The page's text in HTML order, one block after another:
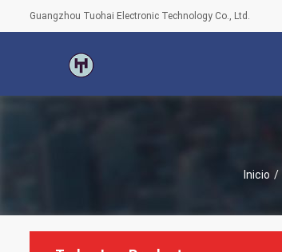
Guangzhou Tuohai Electronic Technology Co., Ltd.
Inicio /